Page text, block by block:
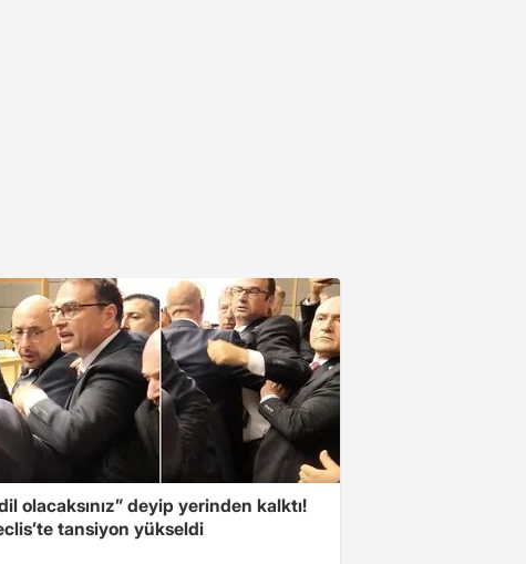
olacaksınız” deyip yerinden kalktı!
tansiyon yükseldi